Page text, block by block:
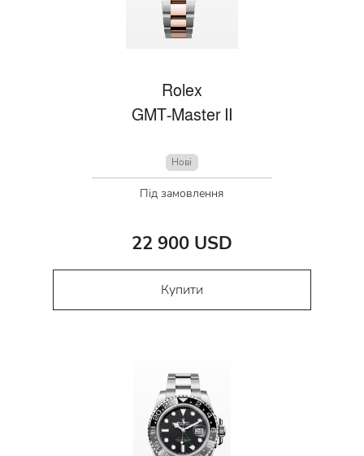
Rolex
GMT-Master II
Нові
Під замовлення
22 900 USD
Купити